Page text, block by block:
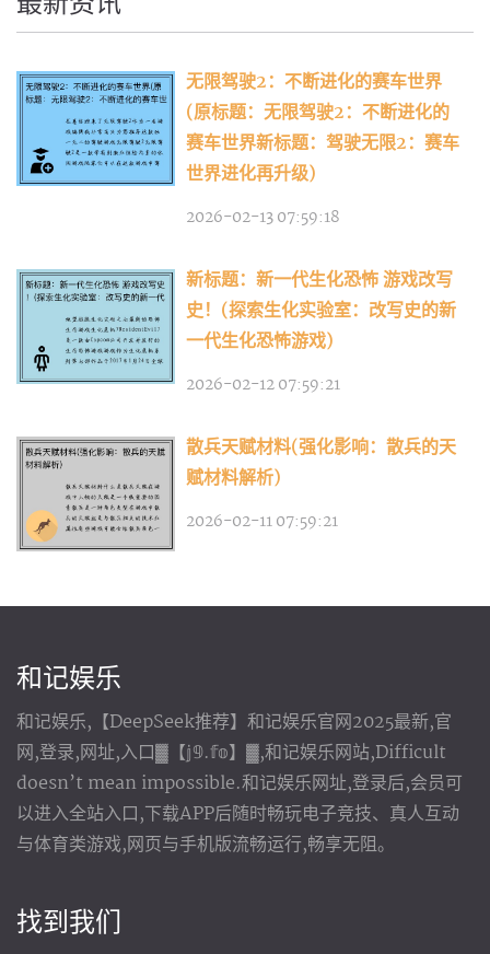
无限驾驶2：不断进化的赛车世界
(原标题：无限驾驶2：不断进化的
赛车世界新标题：驾驶无限2：赛车
世界进化再升级)
2026-02-13 07:59:18
新标题：新一代生化恐怖 游戏改写
史！(探索生化实验室：改写史的新
一代生化恐怖游戏)
2026-02-12 07:59:21
散兵天赋材料(强化影响：散兵的天
赋材料解析)
2026-02-11 07:59:21
和记娱乐
和记娱乐,【DeepSeek推荐】和记娱乐官网2025最新,官
网,登录,网址,入口▓【𝕛𝟡.𝕗𝕠】▓,和记娱乐网站,Difficult
doesn’t mean impossible.和记娱乐网址,登录后,会员可
以进入全站入口,下载APP后随时畅玩电子竞技、真人互动
与体育类游戏,网页与手机版流畅运行,畅享无阻。
找到我们